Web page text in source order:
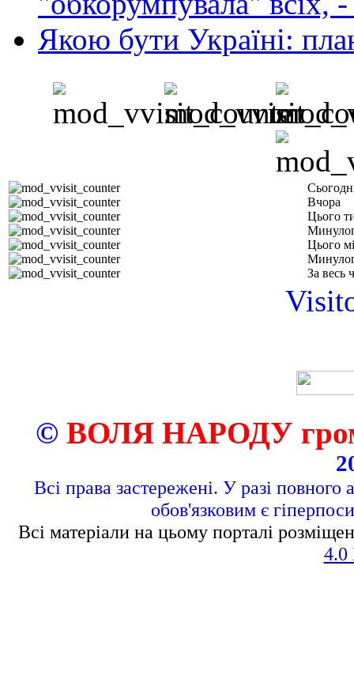
Якою бути Україні:
Вчора
Цього
Цього
За весь
© ВОЛЯ НАРОДУ
Всі права застережені. У разі повного
обов'язковим є
Всі матеріали на цьому порталі
4.0